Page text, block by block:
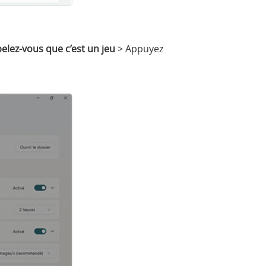
vous que c’est un jeu > Appuyez